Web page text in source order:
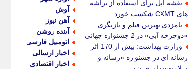
نقشه اپل برای استفاده از تراشه
های CXMT شکست خورد
نامزدی بهترین فیلم و بازیگری
«دوچرخه آبی» در 2 جشنواره جهانی
وزارت بهداشت: بیش از 170 اثر
رسانه ای در جشنواره «رسانه و
آوش
آهن نیوز
آینده روشن
اتومبیل فارسی
اخبار ارسالی
اخبار اقتصادی